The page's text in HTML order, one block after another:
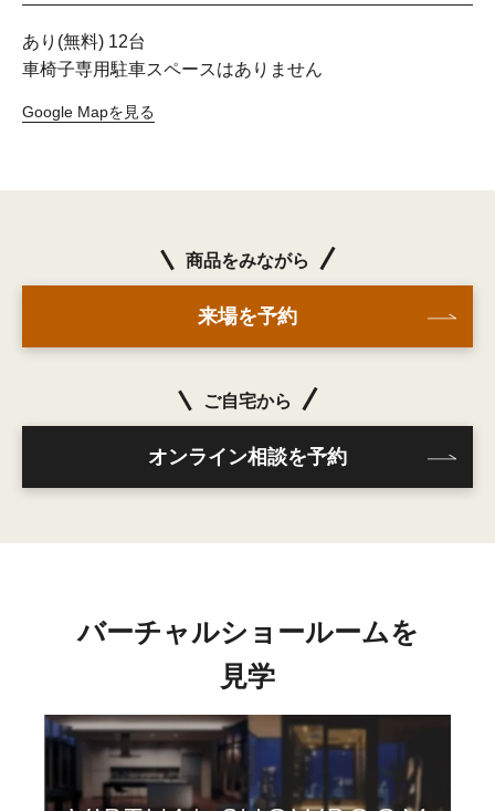
あり(無料) 12台
車椅子専用駐車スペースはありません
Google Mapを見る
商品をみながら
来場を予約
ご自宅から
オンライン相談を予約
バーチャルショールームを
見学